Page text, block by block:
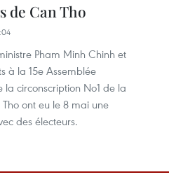
de Can Tho
Pham Minh Chinh et
à la 15e Assemblée
la circonscription No1 de la
ont eu le 8 mai une
des électeurs.